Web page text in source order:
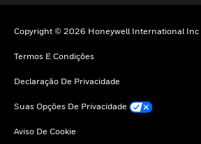
Copyright © 2026 Honeywell International Inc
Termos E Condições
Declaração De Privacidade
Suas Opções De Privacidade
Aviso De Cookie